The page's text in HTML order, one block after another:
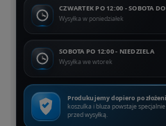
CZWARTEK PO 12:00 - SOBOTA
Wysyłka w poniedziałek
SOBOTA PO 12:00 - NIEDZIELA
Wysyłka we wtorek
Produkujemy dopiero po
koszulka i bluza powstaje
przed wysyłką.